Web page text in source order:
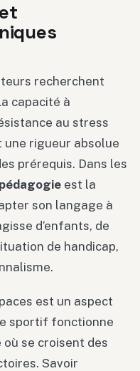
recherchent
capacité à
au stress
une rigueur absolue
prérequis. Dans les
pédagogie est la
son langage à
d’enfants, de
de handicap,
est un aspect
sportif fonctionne
se croisent des
Savoir